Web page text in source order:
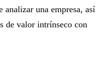
analizar una empresa, así
de valor intrínseco con